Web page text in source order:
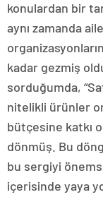
konulardan bir
aynı zamanda
kadar gezmiş
sorduğumda,
nitelikli ürünler
bütçesine katkı
dönmüş. Bu
bu sergiyi
içerisinde yaya